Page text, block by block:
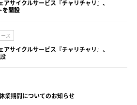
サイクルサービス『チャリチャリ』、
を開設
ス
サイクルサービス『チャリチャリ』、
業期間についてのお知らせ